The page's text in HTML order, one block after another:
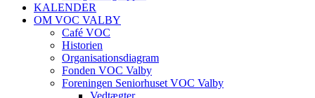
KALENDER
OM VOC VALBY
Café VOC
Historien
Organisationsdiagram
Fonden VOC Valby
Foreningen Seniorhuset VOC Valby
Vedtægter